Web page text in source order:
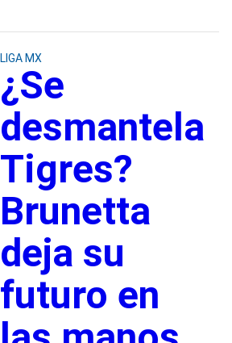
LIGA MX
¿Se
desmantela
Tigres?
Brunetta
deja su
futuro en